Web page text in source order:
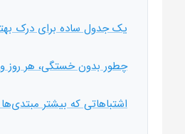
یک جدول ساده برای درک
چطور بدون خستگی، هر روز
اشتباهاتی که بیشتر